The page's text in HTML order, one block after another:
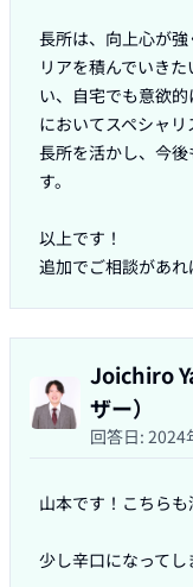
長所は、向上心が
リアを積んでいき
い、自宅でも意欲
においてスペシャ
長所を活かし、今
す。
以上です！
追加でご相談があれ
Joichiro
ザー）
回答日:2024
山本です！こちら
少し辛口になってし